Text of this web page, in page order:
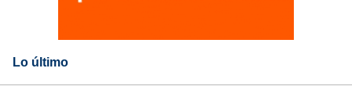
Lo último